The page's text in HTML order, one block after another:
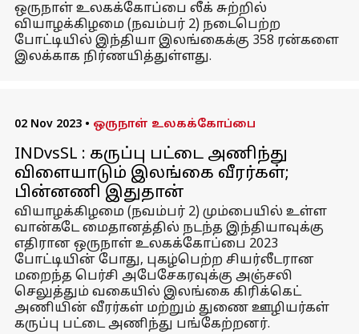
ஒருநாள் உலகக்கோப்பை லீக் சுற்றில்
வியாழக்கிழமை (நவம்பர் 2) நடைபெற்ற
போட்டியில் இந்தியா இலங்கைக்கு 358 ரன்களை
இலக்காக நிர்ணயித்துள்ளது.
02 Nov 2023 • ஒருநாள் உலகக்கோப்பை
INDvsSL : கருப்பு பட்டை அணிந்து
விளையாடும் இலங்கை வீரர்கள்;
பின்னணி இதுதான்
வியாழக்கிழமை (நவம்பர் 2) மும்பையில் உள்ள
வான்கடே மைதானத்தில் நடந்த இந்தியாவுக்கு
எதிரான ஒருநாள் உலகக்கோப்பை 2023
போட்டியின் போது, புகழ்பெற்ற சியர்லீடரான
மறைந்த பெர்சி அபேசேகரவுக்கு அஞ்சலி
செலுத்தும் வகையில் இலங்கை கிரிக்கெட்
அணியின் வீரர்கள் மற்றும் துணை ஊழியர்கள்
கருப்பு பட்டை அணிந்து பங்கேற்றனர்.